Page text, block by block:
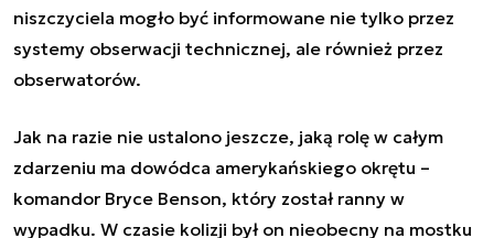
niszczyciela mogło być informowane nie tylko przez
systemy obserwacji technicznej, ale również przez
obserwatorów.
Jak na razie nie ustalono jeszcze, jaką rolę w całym
zdarzeniu ma dowódca amerykańskiego okrętu –
komandor Bryce Benson, który został ranny w
wypadku. W czasie kolizji był on nieobecny na mostku